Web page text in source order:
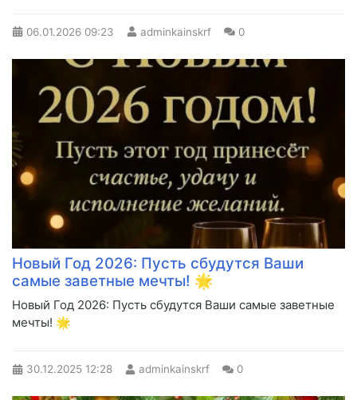
06.01.2026 09:23 adminkainskrf 0
Новый Год 2026: Пусть сбудутся Ваши
самые заветные мечты! 🌟
Новый Год 2026: Пусть сбудутся Ваши самые заветные
мечты! 🌟
30.12.2025 12:28 adminkainskrf 0